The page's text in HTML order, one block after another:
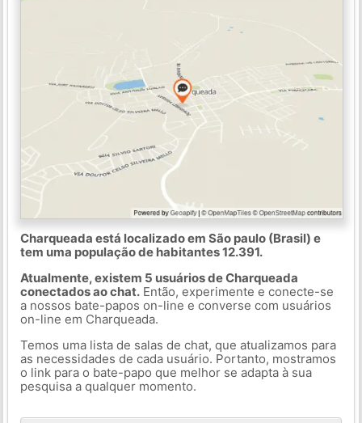
Charqueada está localizado em São paulo (Brasil) e
tem uma população de habitantes 12.391.
Atualmente, existem 5 usuários de Charqueada
conectados ao chat.Então, experimente e conecte-se
a nossos bate-papos on-line e converse com usuários
on-line em Charqueada.
Temos uma lista de salas de chat, que atualizamos para
as necessidades de cada usuário. Portanto, mostramos
o link para o bate-papo que melhor se adapta à sua
pesquisa a qualquer momento.